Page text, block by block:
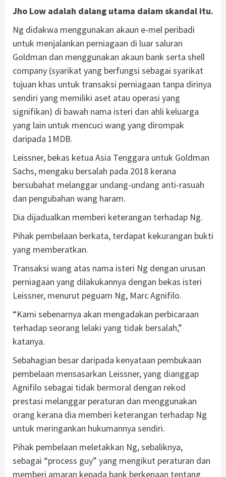
Jho Low adalah dalang utama dalam skandal itu.
Ng didakwa menggunakan akaun e-mel peribadi
untuk menjalankan perniagaan di luar saluran
Goldman dan menggunakan akaun bank serta shell
company (syarikat yang berfungsi sebagai syarikat
tujuan khas untuk transaksi perniagaan tanpa dirinya
sendiri yang memiliki aset atau operasi yang
signifikan) di bawah nama isteri dan ahli keluarga
yang lain untuk mencuci wang yang dirompak
daripada 1MDB.
Leissner, bekas ketua Asia Tenggara untuk Goldman
Sachs, mengaku bersalah pada 2018 kerana
bersubahat melanggar undang-undang anti-rasuah
dan pengubahan wang haram.
Dia dijadualkan memberi keterangan terhadap Ng.
Pihak pembelaan berkata, terdapat kekurangan bukti
yang memberatkan.
Transaksi wang atas nama isteri Ng dengan urusan
perniagaan yang dilakukannya dengan bekas isteri
Leissner, menurut peguam Ng, Marc Agnifilo.
“Kami sebenarnya akan mengadakan perbicaraan
terhadap seorang lelaki yang tidak bersalah,”
katanya.
Sebahagian besar daripada kenyataan pembukaan
pembelaan mensasarkan Leissner, yang dianggap
Agnifilo sebagai tidak bermoral dengan rekod
prestasi melanggar peraturan dan menggunakan
orang kerana dia memberi keterangan terhadap Ng
untuk meringankan hukumannya sendiri.
Pihak pembelaan meletakkan Ng, sebaliknya,
sebagai “process guy” yang mengikut peraturan dan
memberi amaran kepada bank berkenaan tentang